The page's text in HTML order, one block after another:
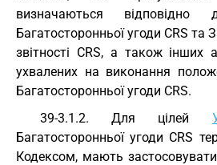
визначаються
Багатосторонньої угоди CRS та
звітності CRS, а також інших
ухвалених на виконання
Багатосторонньої угоди CRS.
39-3.1.2. Для цілей
Багатосторонньої угоди CRS
Кодексом, мають